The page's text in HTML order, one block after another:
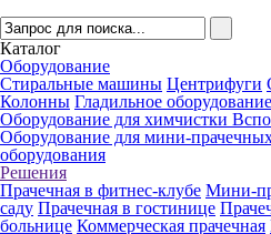
Каталог
Оборудование
Стиральные машины Центрифуги
Колонны Гладильное оборудование
Оборудование для химчистки
Оборудование для мини-
оборудования
Решения
Прачечная в фитнес-клубе Мини-
саду Прачечная в гостинице
больнице Коммерческая прачечная